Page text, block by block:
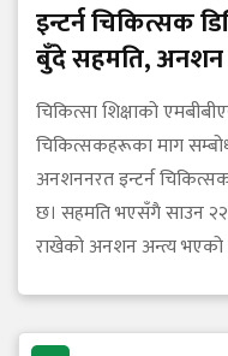
इन्टर्न चिकित्सक
बुँदे सहमति, अनशन
चिकित्सा शिक्षाको
चिकित्सकहरूका माग
अनशननरत इन्टर्न
छ। सहमति भएसँगै साउन २२
राखेको अनशन अन्त्य भएको